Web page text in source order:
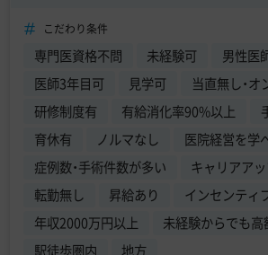
こだわり条件
専門医資格不問 未経験可
男性医
医師3年目可
見学可
当直無し・
研修制度有
有給消化率90%以上
育休有
ノルマなし
医院経営を学
症例数・手術件数が多い
キャリアア
転勤無し
昇給あり
インセンティ
年収2000万円以上
未経験からでも高
駅徒歩圏内
地方